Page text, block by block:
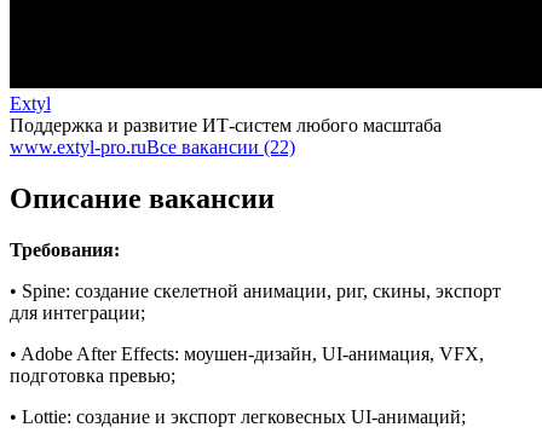
Extyl
Поддержка и развитие ИТ-систем любого масштаба
www.extyl-pro.ruВсе вакансии (22)
Описание вакансии
Требования:
• Spine: создание скелетной анимации, риг, скины, экспорт
для интеграции;
• Adobe After Effects: моушен-дизайн, UI-анимация, VFX,
подготовка превью;
• Lottie: создание и экспорт легковесных UI-анимаций;